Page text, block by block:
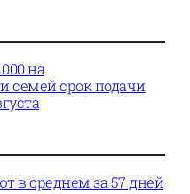
на
семей срок подачи
в среднем за 57 дней